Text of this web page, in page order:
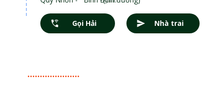
Nhà trai
Gọi Hải
.....................